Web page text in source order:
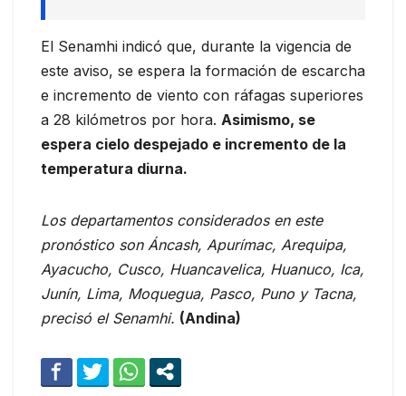
El Senamhi indicó que, durante la vigencia de
este aviso, se espera la formación de escarcha
e incremento de viento con ráfagas superiores
a 28 kilómetros por hora. Asimismo, se
espera cielo despejado e incremento de la
temperatura diurna.
Los departamentos considerados en este
pronóstico son Áncash, Apurímac, Arequipa,
Ayacucho, Cusco, Huancavelica, Huanuco, Ica,
Junín, Lima, Moquegua, Pasco, Puno y Tacna,
precisó el Senamhi. (Andina)